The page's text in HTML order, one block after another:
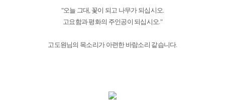
"오늘 그대, 꽃이 되고 나무가 되십시오.
고요함과 평화의 주인공이 되십시오."
고도원님의 목소리가 아련한 바람소리 같습니다.